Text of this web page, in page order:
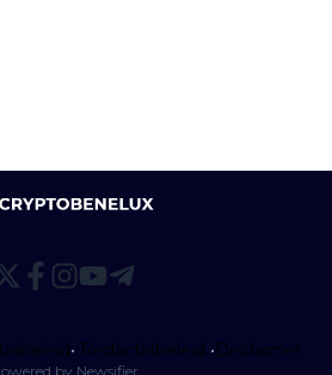
• Redactiebeleid •Disclaimer
by Newsifier